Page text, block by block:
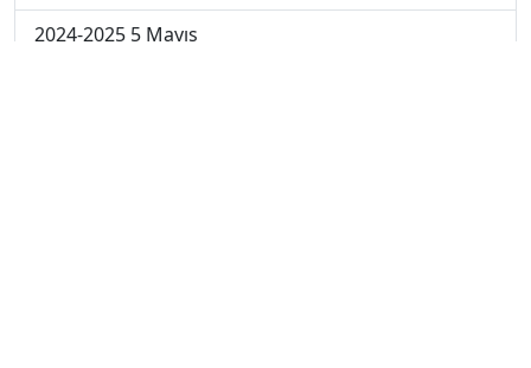
2024-2025 5 Mayıs